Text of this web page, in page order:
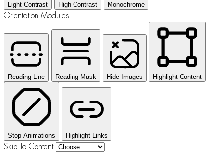
Light Contrast High Contrast Monochrome
Orientation Modules
Reading Line Reading Mask Hide Images Highlight Content
Stop Animations Highlight Links
Skip To Content